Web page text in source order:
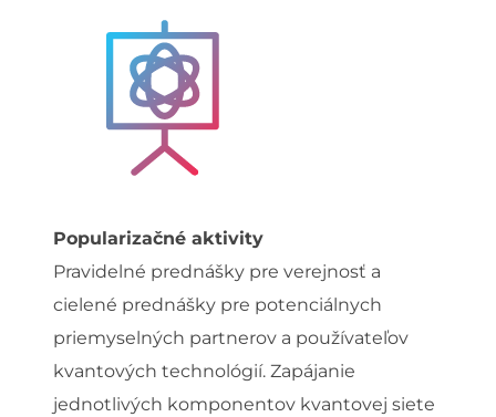
Popularizačné aktivity
Pravidelné prednášky pre verejnosť a
cielené prednášky pre potenciálnych
priemyselných partnerov a používateľov
kvantových technológií. Zapájanie
jednotlivých komponentov kvantovej siete